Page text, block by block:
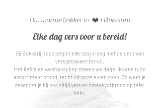
Uw warme bakker in ❤️ Hilversum
Elke dag vers voor u bereid!
Bij Bakkerij Roos begint elke dag vroeg met de geur van
versgebakken brood.
Met liefde en vakmanschap maken we dagelijks een ruim
assortiment brood, recht uit onze eigen oven. Zo weet je
zeker dat je bij ons altijd vers en smaakvol brood op tafel
hebt.